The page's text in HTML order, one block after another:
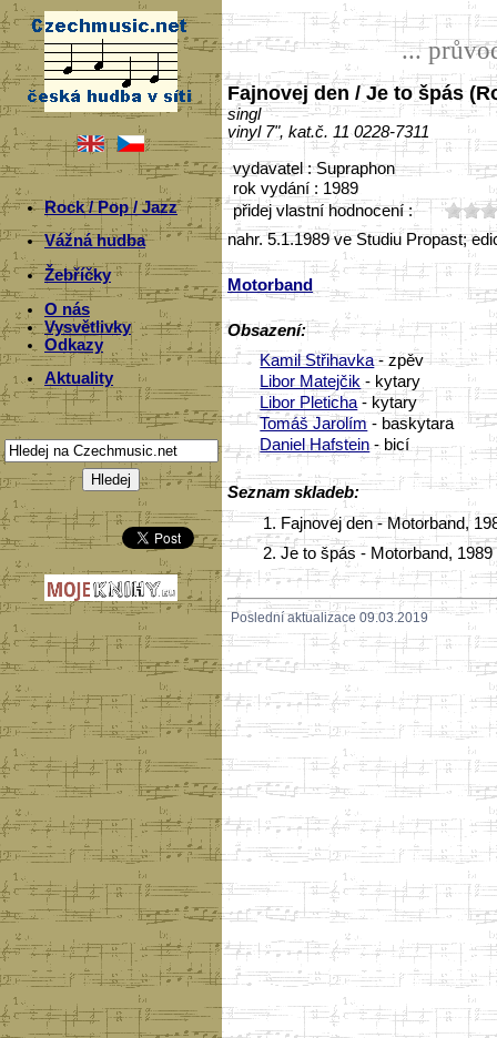
Rock / Pop / Jazz
Vážná hudba
Žebříčky
O nás
Vysvětlivky
Odkazy
Aktuality
...
Fajnovej den / Je to špás
singl
vinyl 7", kat.č. 11 0228-7311
vydavatel : Supraphon
rok vydání : 1989
přidej vlastní hodnocení :
nahr. 5.1.1989 ve Studiu Propast;
Motorband
Obsazení:
Kamil Střihavka- zpěv
Libor Matejčik- kytary
Libor Pleticha- kytary
Tomáš Jarolím - baskytara
Daniel Hafstein- bicí
Seznam skladeb:
1. Fajnovej den - Motorband,
2. Je to špás - Motorband,
Poslední aktualizace 09.03.2019